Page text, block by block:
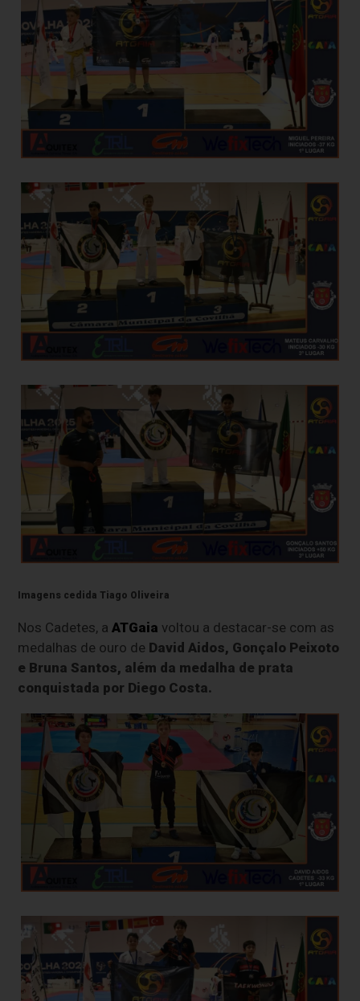
Imagens cedida Tiago Oliveira
Nos Cadetes, aATGaia voltou a destacar-se com as
medalhas de ouro de David Aidos, Gonçalo Peixoto
e Bruna Santos, além da medalha de prata
conquistada por Diego Costa.